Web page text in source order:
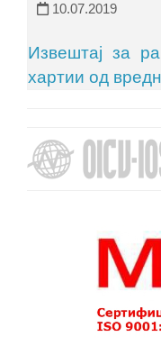
10.07.2019
Извештај за
хартии од